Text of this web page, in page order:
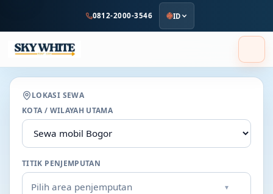
utama
0812-2000-3546 ID
LOKASI SEWA
KOTA / WILAYAH UTAMA
TITIK PENJEMPUTAN
Pilih area penjemputan ▾